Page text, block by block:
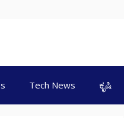
Tech News ಕೃಷಿ